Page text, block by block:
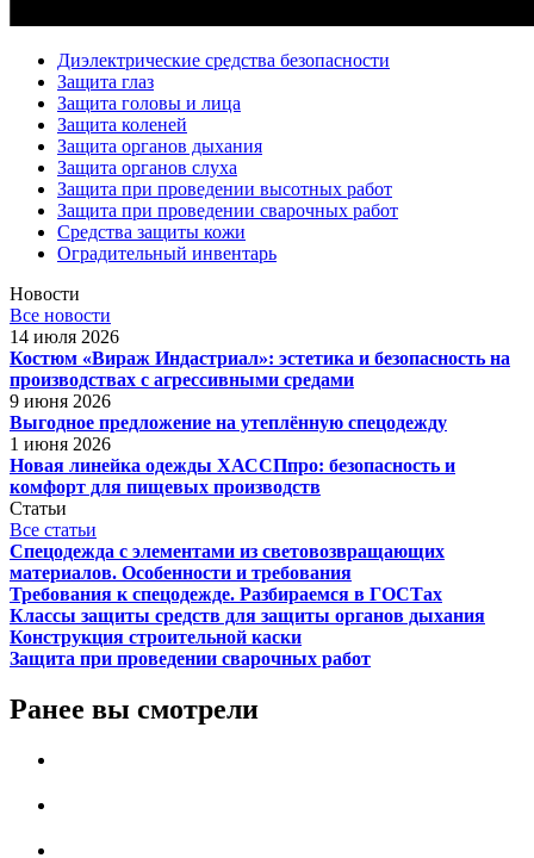
Диэлектрические средства безопасности
Защита глаз
Защита головы и лица
Защита коленей
Защита органов дыхания
Защита органов слуха
Защита при проведении высотных работ
Защита при проведении сварочных работ
Средства защиты кожи
Оградительный инвентарь
Новости
Все новости
14 июля 2026
Костюм «Вираж Индастриал»: эстетика и безопасность на
производствах с агрессивными средами
9 июня 2026
Выгодное предложение на утеплённую спецодежду
1 июня 2026
Новая линейка одежды ХАССПпро: безопасность и
комфорт для пищевых производств
Статьи
Все статьи
Спецодежда с элементами из световозвращающих
материалов. Особенности и требования
Требования к спецодежде. Разбираемся в ГОСТах
Классы защиты средств для защиты органов дыхания
Конструкция строительной каски
Защита при проведении сварочных работ
Ранее вы смотрели